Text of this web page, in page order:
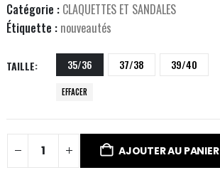
Catégorie : CLAQUETTES ET SANDALES
Étiquette : nouveautés
TAILLE 35/36 37/38 39/40
EFFACER
AJOUTER AU PANIER